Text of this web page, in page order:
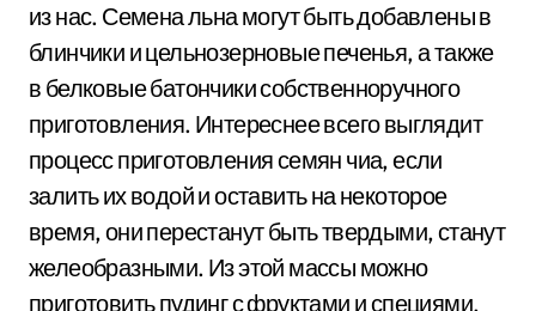
из нас. Семена льна могут быть добавлены в
блинчики и цельнозерновые печенья, а также
в белковые батончики собственноручного
приготовления. Интереснее всего выглядит
процесс приготовления семян чиа, если
залить их водой и оставить на некоторое
время, они перестанут быть твердыми, станут
желеобразными. Из этой массы можно
приготовить пудинг с фруктами и специями.